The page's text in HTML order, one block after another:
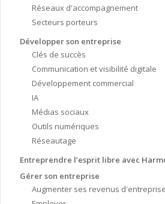
Réseaux d'accompagnement
Secteurs porteurs
Développer son entreprise
Clés de succès
Communication et visibilité digitale
Développement commercial
IA
Médias sociaux
Outils numériques
Réseautage
Entreprendre l’esprit libre avec
Gérer son entreprise
Augmenter ses revenus d'entreprise